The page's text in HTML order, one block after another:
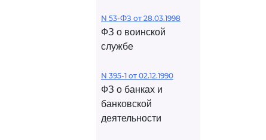
N 53-ФЗ от 28.03.1998
ФЗ о воинской
службе
N 395-1 от 02.12.1990
ФЗ о банках и
банковской
деятельности